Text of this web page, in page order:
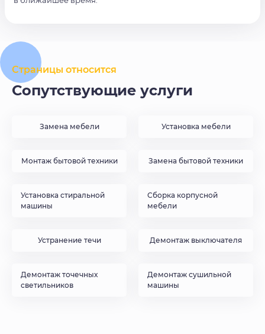
Страницы относится
Сопутствующие услуги
Замена мебели Установка мебели
Монтаж бытовой техники Замена бытовой техники
Установка стиральной
машины
Сборка корпусной
мебели
Устранение течи Демонтаж выключателя
Демонтаж точечных
светильников
Демонтаж сушильной
машины